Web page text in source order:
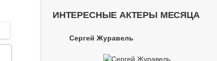
ИНТЕРЕСНЫЕ АКТЕРЫ МЕСЯЦА
Сергей Журавель